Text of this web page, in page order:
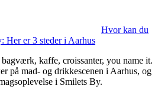
Hvor kan du
Her er 3 steder i Aarhus
kaffe, croissanter, you name it.
på mad- og drikkescenen i Aarhus, og
i Smilets By.